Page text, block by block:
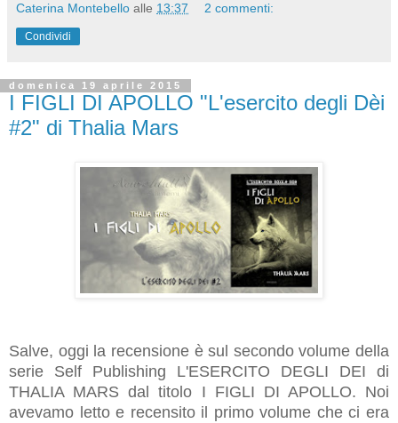
Caterina Montebello alle 13:37 2 commenti:
Condividi
domenica 19 aprile 2015
I FIGLI DI APOLLO "L'esercito degli Dèi
#2" di Thalia Mars
Salve, oggi la recensione è sul secondo volume della
serie Self Publishing L'ESERCITO DEGLI DEI di
THALIA MARS dal titolo I FIGLI DI APOLLO. Noi
avevamo letto e recensito il primo volume che ci era